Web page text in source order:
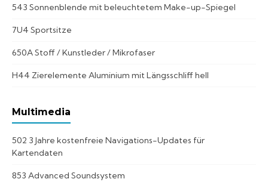
543 Sonnenblende mit beleuchtetem Make-up-Spiegel
7U4 Sportsitze
650A Stoff / Kunstleder / Mikrofaser
H44 Zierelemente Aluminium mit Längsschliff hell
Multimedia
502 3 Jahre kostenfreie Navigations-Updates für
Kartendaten
853 Advanced Soundsystem